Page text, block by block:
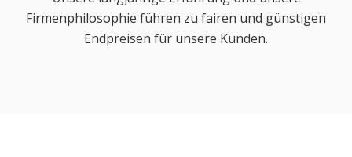
Firmenphilosophie führen zu fairen und günstigen
Endpreisen für unsere Kunden.